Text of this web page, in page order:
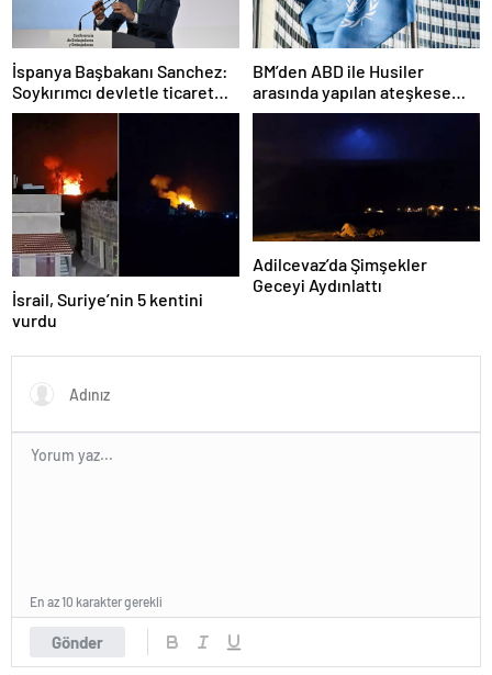
İspanya Başbakanı Sanchez:
Soykırımcı devletle ticaret
yapmayız
BM’den ABD ile Husiler
arasında yapılan ateşkese
ilişkin değerlendirme
İsrail, Suriye’nin 5 kentini
vurdu
Adilcevaz’da Şimşekler
Geceyi Aydınlattı
Gönder
En az 10 karakter gerekli